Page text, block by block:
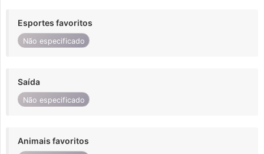
Esportes favoritos
Não especificado
Saída
Não especificado
Animais favoritos